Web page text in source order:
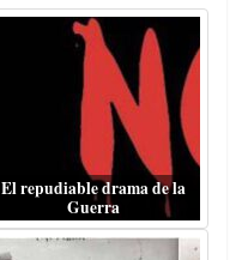
El repudiable drama de la
Guerra